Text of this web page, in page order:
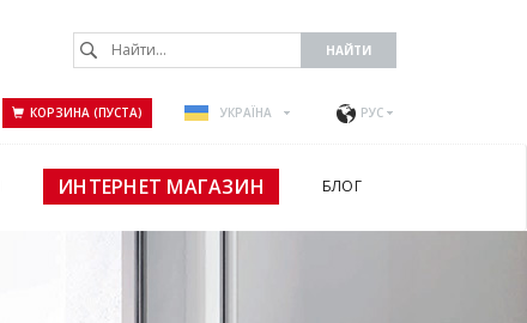
КОРЗИНА (ПУСТА) УКРАЇНА РУС
ИНТЕРНЕТ МАГАЗИН БЛОГ